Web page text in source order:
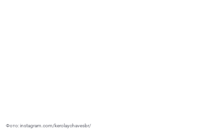
Фото: instagram.com/kerolaychavesbr/